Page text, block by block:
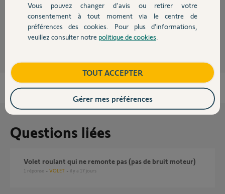
Devis avec un pro
Contact
Il y a celle-ci !
Anonyme il y a plus de 8 ans
Questions liées
Volet roulant qui ne remonte pas (pas de bruit moteur)
1 réponse VOLET il y a 17 jours
Vous pouvez changer d'avis ou retirer votre
consentement à tout moment via le centre de
préférences des cookies. Pour plus d’informations,
veuillez consulter notre politique de cookies
TOUT ACCEPTER
Gérer mes préférences